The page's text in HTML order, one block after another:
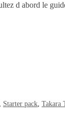
d abord le
, Starter pack, Takara